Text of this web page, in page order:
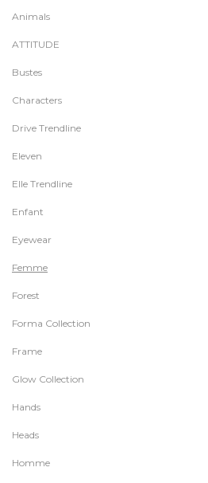
Animals
ATTITUDE
Bustes
Characters
Drive Trendline
Eleven
Elle Trendline
Enfant
Eyewear
Femme
Forest
Forma Collection
Frame
Glow Collection
Hands
Heads
Homme